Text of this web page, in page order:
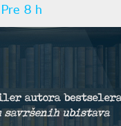
hrana postala novo
bojno polje
Pre 8 h